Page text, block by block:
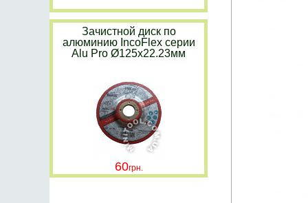
Зачистной диск по
алюминию IncoFlex серии
Alu Pro Ø125х22.23мм
60